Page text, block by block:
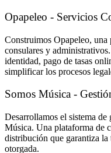
Opapeleo - Servicios
Construimos Opapeleo,
consulares y
identidad, pago de tasas
simplificar los procesos
Somos Música -
Desarrollamos el sistema de
Música. Una plataforma de
distribución que garantiza
otorgada.